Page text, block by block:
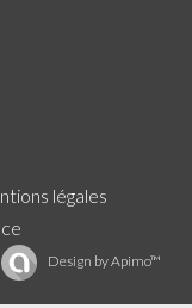
légales
Design byApimo™